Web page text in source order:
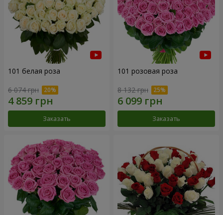
101 белая роза
6 074 грн
Заказать
101 розовая роза
8 132 грн
Заказать